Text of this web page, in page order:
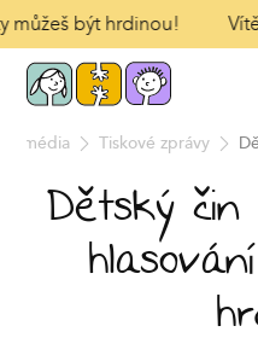
být hrdinou!
média Tiskové zprávy
Dětský